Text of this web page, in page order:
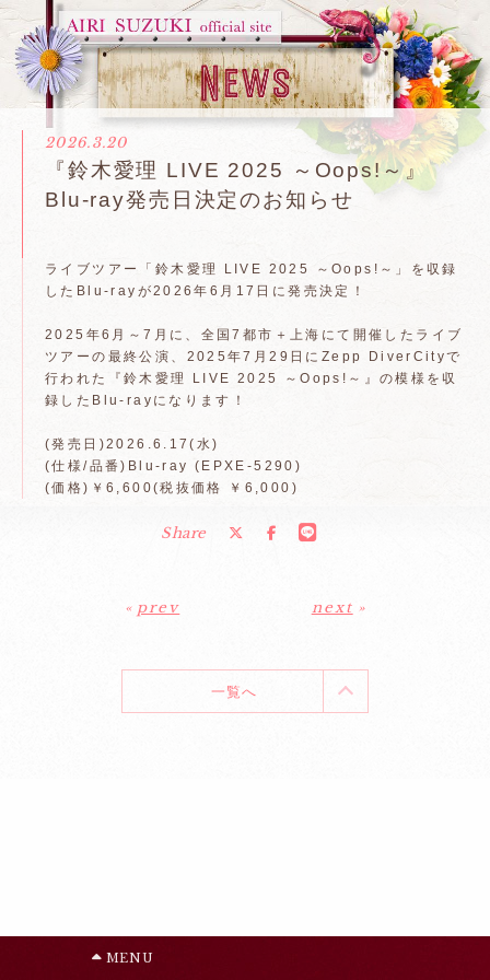
2026.3.20
​『鈴木愛理 LIVE 2025 ～Oops!～』
Blu-ray発売日決定のお知らせ
ライブツアー「鈴木愛理 LIVE 2025 ～Oops!～」を収録
したBlu-rayが2026年6月17日に発売決定！
2025年6月～7月に、全国7都市＋上海にて開催したライブ
ツアーの最終公演、2025年7月29日にZepp DiverCityで
行われた『鈴木愛理 LIVE 2025 ～Oops!～』の模様を収
録したBlu-rayになります！
(発売日)2026.6.17(水)
(仕様/品番)Blu-ray (EPXE-5290)
(価格)￥6,600(税抜価格 ￥6,000)
Share
« prev next »
一覧へ
MENU